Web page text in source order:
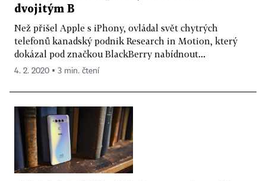
dvojitým B
Než přišel Apple s iPhony, ovládal svět chytrých
telefonů kanadský podnik Research in Motion, který
dokázal pod značkou BlackBerry nabídnout...
4. 2. 2020 ▪ 3 min. čtení